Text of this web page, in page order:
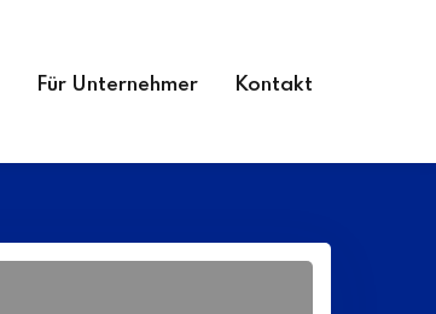
Für Unternehmer Kontakt